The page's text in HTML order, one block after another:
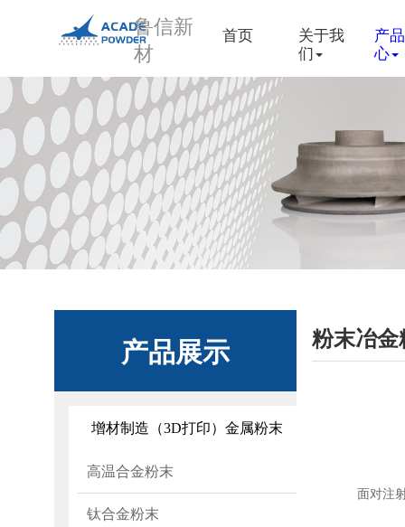
鲁信新
材
首页
关于我
们
产
心
产品展示
增材制造（3D打印）金属粉末
高温合金粉末
钛合金粉末
粉末冶金
面对注